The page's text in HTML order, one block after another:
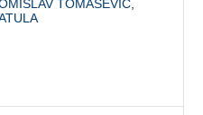
TOMAŠEVIĆ